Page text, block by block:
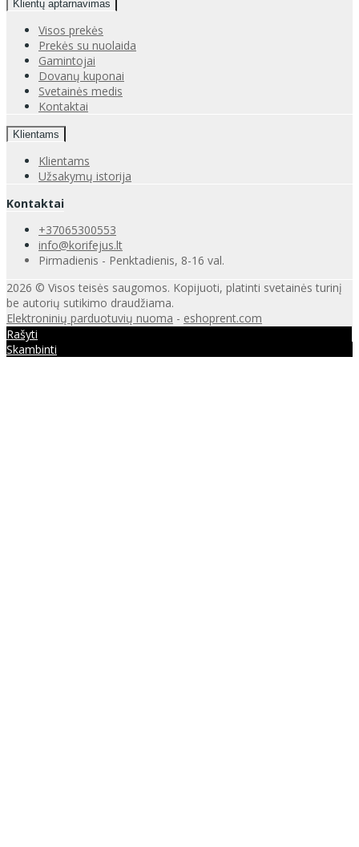
Klientų aptarnavimas
Visos prekės
Prekės su nuolaida
Gamintojai
Dovanų kuponai
Svetainės medis
Kontaktai
Klientams
Klientams
Užsakymų istorija
Kontaktai
+37065300553
info@korifejus.lt
Pirmadienis - Penktadienis, 8-16 val.
2026 © Visos teisės saugomos. Kopijuoti, platinti svetainės turinį
be autorių sutikimo draudžiama.
Elektroninių parduotuvių nuoma - eshoprent.com
Rašyti
Skambinti